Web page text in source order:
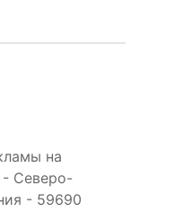
на
- Северо-
- 59690